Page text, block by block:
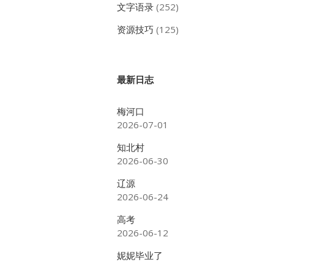
文字语录(252)
资源技巧 (125)
最新日志
梅河口
2026-07-01
知北村
2026-06-30
辽源
2026-06-24
高考
2026-06-12
妮妮毕业了